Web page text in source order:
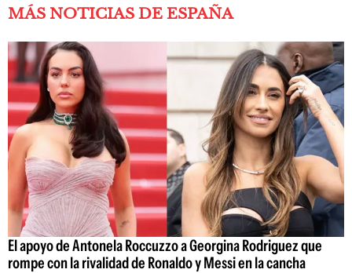
MÁS NOTICIAS DE ESPAÑA
El apoyo de Antonela Roccuzzo a Georgina Rodriguez que
rompe con la rivalidad de Ronaldo y Messi en la cancha